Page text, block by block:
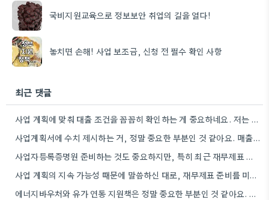
국비지원교육으로 정보보안 취업의 길을 열다!
놓치면 손해! 사업 보조금, 신청 전 필수 확인 사항
최근 댓글
사업 계획에 맞춰 대출 조건을 꼼꼼히 확인하는 게 중요하네요. 저는 사업 확장 시 금리 변화를…
사업계획서에 수치 제시하는 거, 정말 중요한 부분인 것 같아요. 매출 성장률이나 고용 목표를 구체적으로 적으면…
사업자등록증명원 준비하는 것도 중요하지만, 특히 최근 재무제표 유효기간 꼭 확인해야 해요. 제가 최근 사업 계획서…
사업 계획의 지속 가능성 때문에 말씀하신 대로, 재무제표 준비를 미리 해두는 게 정말 중요하네요. 특히…
에너지바우처와 유가 연동 지원책은 정말 중요한 부분인 것 같아요. 특히 농어민분들이 에너지 가격 변동에 덜…